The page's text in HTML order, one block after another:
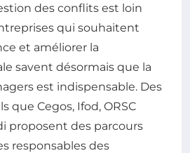
des conflits est loin
qui souhaitent
et améliorer la
savent désormais que la
est indispensable. Des
que Cegos, Ifod, ORSC
proposent des parcours
responsables des